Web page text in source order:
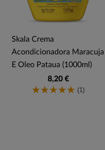
Skala Crema
Acondicionadora Maracuja
E Oleo Pataua (1000ml)
8,20 €
(1)